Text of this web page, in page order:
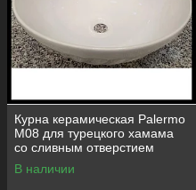
Курна керамическая Palermo
M08 для турецкого хамама
со сливным отверстием
(размер = 405 мм)
В наличии